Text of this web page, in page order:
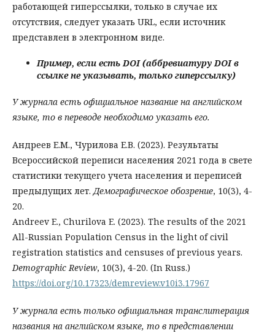
работающей гиперссылки, только в случае их
отсутствия, следует указать URL, если источник
представлен в электронном виде.
Пример, если есть DOI (аббревиатуру DOI в
ссылке не указывать, только гиперссылку)
У журнала есть официальное название на английском
языке, то в переводе необходимо указать его.
Андреев Е.М., Чурилова Е.В. (2023). Результаты
Всероссийской переписи населения 2021 года в свете
статистики текущего учета населения и переписей
предыдущих лет.Демографическое обозрение, 10(3), 4-
20.
Andreev E., Churilova E. (2023). The results of the 2021
All-Russian Population Census in the light of civil
registration statistics and censuses of previous years.
Demographic Review, 10(3), 4-20. (In Russ.)
https://doi.org/10.17323/demreview.v10i3.17967
У журнала есть только официальная транслитерация
названия на английском языке, то в представлении